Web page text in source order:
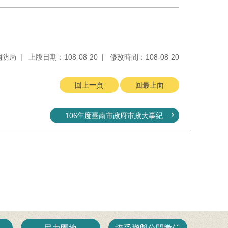
防局 上版日期：108-08-20 修改時間：108-08-20
回上一頁 回最上面
106年度臺南市政府市政大事紀...